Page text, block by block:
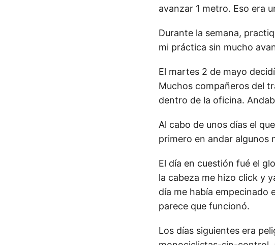
avanzar 1 metro. Eso era
Durante la semana,
mi práctica sin mucho
El martes 2 de mayo
Muchos compañeros del
dentro de la oficina.
Al cabo de unos días el
primero en andar algunos
El día en cuestión fué el
la cabeza me hizo click y
día me había empecinado
parece que funcionó.
Los días siguientes era